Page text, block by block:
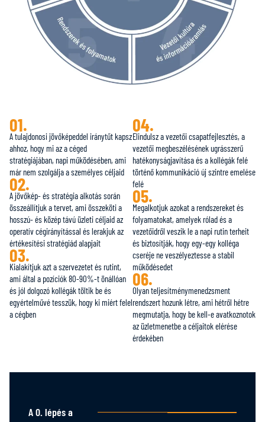
01.
A tulajdonosi jövőképeddel iránytűt kapsz
ahhoz, hogy mi az a céged
stratégiájában, napi működésében, ami
már nem szolgálja a személyes céljaid
02.
A jövőkép- és stratégia alkotás során
összeállítjuk a tervet, ami összeköti a
hosszú- és közép távú üzleti céljaid az
operatív cégirányítással és lerakjuk az
értékesítési stratégiád alapjait
03.
Kialakítjuk azt a szervezetet és rutint,
ami által a pozíciók 80-90%-t önállóan
és jól dolgozó kollégák töltik be és
egyértelművé tesszük, hogy ki miért felel
a cégben
04.
Elindulsz a vezetői csapatfejlesztés, a
vezetői megbeszélésének ugrásszerű
hatékonyságjavítása és a kollégák felé
történő kommunikáció új szintre emelése
felé
05.
Megalkotjuk azokat a rendszereket és
folyamatokat, amelyek rólad és a
vezetőidről veszik le a napi rutin terheit
és biztosítják, hogy egy-egy kolléga
cseréje ne veszélyeztesse a stabil
működésedet
06.
Olyan teljesítménymenedzsment
rendszert hozunk létre, ami hétről hétre
megmutatja, hogy be kell-e avatkoznotok
az üzletmenetbe a céljaitok elérése
érdekében
A 0. lépés a